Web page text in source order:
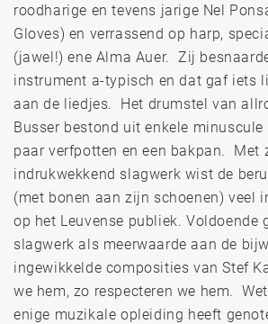
roodharige en tevens jarige Nel
Gloves) en verrassend op harp,
(jawel!) ene Alma Auer. Zij
instrument a-typisch en dat gaf iets
aan de liedjes. Het drumstel van
Busser bestond uit enkele minuscule
paar verfpotten en een bakpan. Met
indrukwekkend slagwerk wist de
(met bonen aan zijn schoenen) veel
op het Leuvense publiek. Voldoende
slagwerk als meerwaarde aan de
ingewikkelde composities van Stef
we hem, zo respecteren we hem.
enige muzikale opleiding heeft